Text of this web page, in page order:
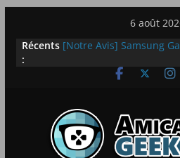
contenu
6 août
Récents
:
[Notre Avis] Samsung
[PS5] New World
LEGO dévoile la LEGO